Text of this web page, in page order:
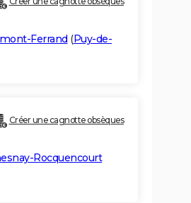
Ferrand (Puy-de-
Créer une cagnotte obsèques
Rocquencourt